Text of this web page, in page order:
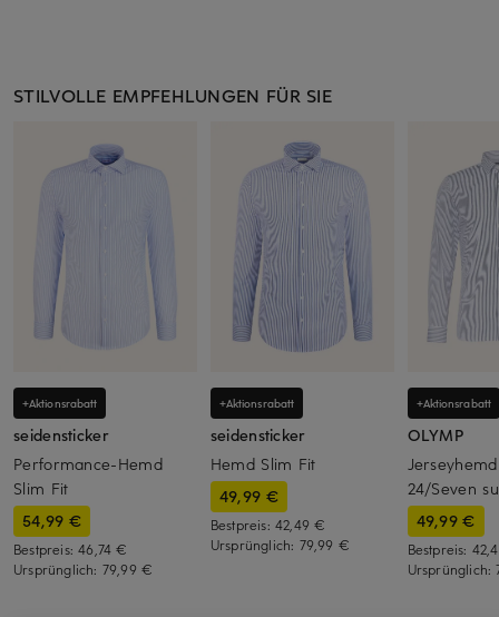
STILVOLLE EMPFEHLUNGEN FÜR SIE
+Aktionsrabatt
seidensticker
Performance-Hemd
Slim Fit
54,99 €
Bestpreis:46,74 €
Ursprünglich: 79,99 €
+Aktionsrabatt
seidensticker
Hemd Slim Fit
49,99 €
Bestpreis: 42,49 €
Ursprünglich: 79,99 €
+Aktionsrabatt
OLYMP
24/Seven
49,99 €
Bestpreis:
Ursprünglich: